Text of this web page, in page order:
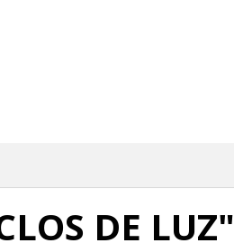
DE LUZ"